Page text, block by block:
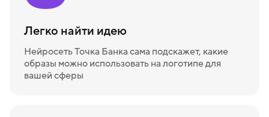
Легко найти идею
Нейросеть Точка Банка сама подскажет, какие
образы можно использовать на логотипе для
вашей сферы